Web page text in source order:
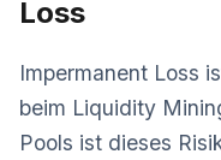
Loss
Impermanent Loss
beim Liquidity
Pools ist dieses